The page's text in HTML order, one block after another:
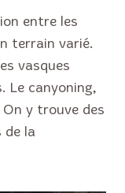
entre les
terrain varié.
vasques
Le canyoning,
y trouve des
de la